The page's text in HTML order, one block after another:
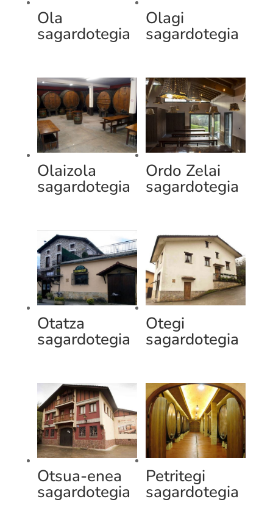
Ola
sagardotegia
Olagi
sagardotegia
Olaizola
sagardotegia
Ordo Zelai
sagardotegia
Otatza
sagardotegia
Otegi
sagardotegia
Otsua-enea
sagardotegia
Petritegi
sagardotegia